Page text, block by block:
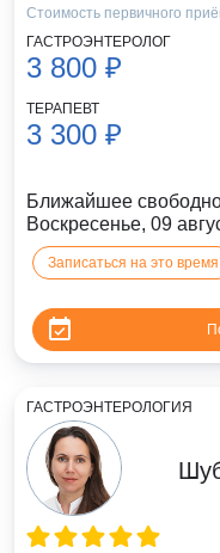
Стоимость первичного
ГАСТРОЭНТЕРОЛОГ
3 800 ₽
ТЕРАПЕВТ
3 300 ₽
Ближайшее
Воскресенье, 09
Записаться на это время
ГАСТРОЭНТЕРОЛОГИЯ